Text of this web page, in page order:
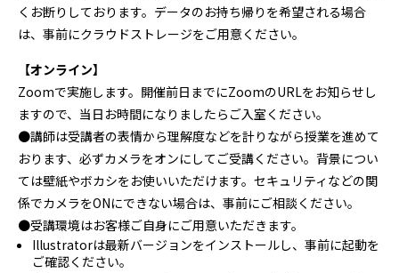
くお断りしております。データのお持ち帰りを希望される場合
は、事前にクラウドストレージをご用意ください。
【オンライン】
Zoomで実施します。開催前日までにZoomのURLをお知らせし
ますので、当日お時間になりましたらご入室ください。
●講師は受講者の表情から理解度などを計りながら授業を進めて
おります、必ずカメラをオンにしてご受講ください。背景につい
ては壁紙やボカシをお使いいただけます。セキュリティなどの関
係でカメラをONにできない場合は、事前にご相談ください。
●受講環境はお客様ご自身にご用意いただきます。
Illustratorは最新バージョンをインストールし、事前に起動を
ご確認ください。